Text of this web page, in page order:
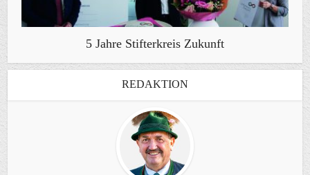
5 Jahre Stifterkreis Zukunft
REDAKTION